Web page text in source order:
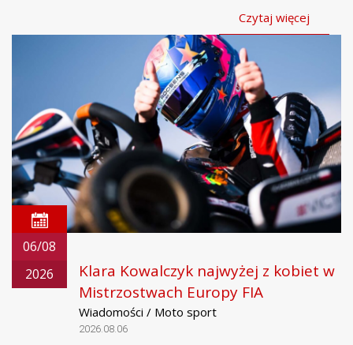
Czytaj więcej
06/08
2026
Klara Kowalczyk najwyżej z kobiet w
Mistrzostwach Europy FIA
Wiadomości / Moto sport
2026.08.06